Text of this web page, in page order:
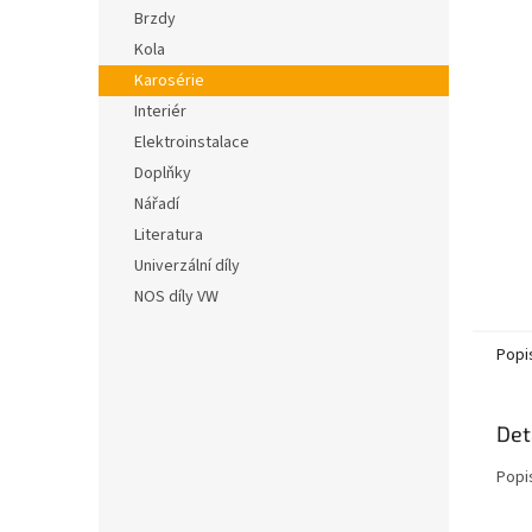
l
Brzdy
Kola
Karosérie
Interiér
Elektroinstalace
Doplňky
Nářadí
Literatura
Univerzální díly
NOS díly VW